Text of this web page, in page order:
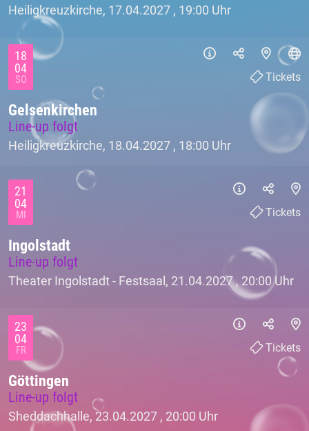
Heiligkreuzkirche, 17.04.2027 , 19:00 Uhr
18
04
SO
Gelsenkirchen
Line-up folgt
Heiligkreuzkirche, 18.04.2027 , 18:00 Uhr
Tickets
21
04
MI
Ingolstadt
Line-up folgt
Theater Ingolstadt - Festsaal, 21.04.2027 , 20:00 Uhr
Tickets
23
04
FR
Göttingen
Line-up folgt
Sheddachhalle, 23.04.2027 , 20:00 Uhr
Tickets